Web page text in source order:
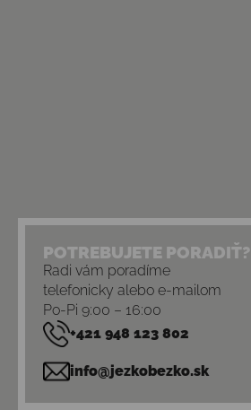
POTREBUJETE PORADIŤ?
Radi vám poradíme
telefonicky alebo e-mailom
Po-Pi 9:00 – 16:00
+421 948 123 802
info@jezkobezko.sk